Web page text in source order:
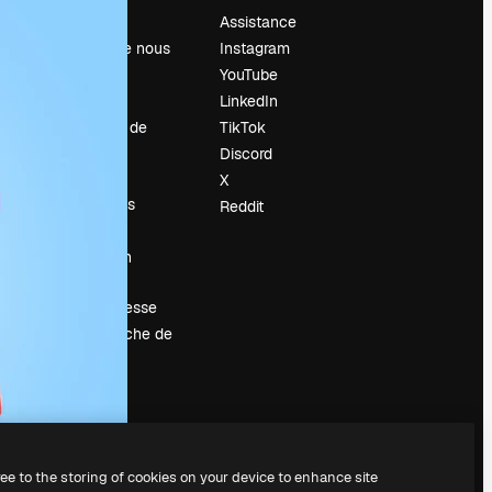
À propos de nous
Tendances de
Événements
Vendre mon
Salle de presse
À la recherche de
Assistance
Instagram
YouTube
LinkedIn
TikTok
Discord
X
Reddit
to the storing of cookies on your device to enhance site